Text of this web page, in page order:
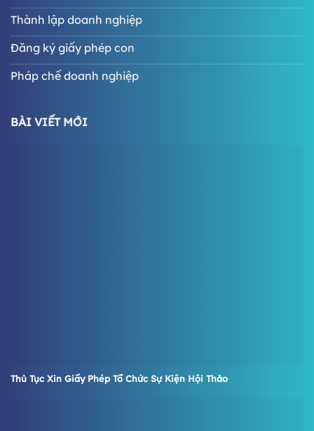
Thành lập doanh nghiệp
Đăng ký giấy phép con
Pháp chế doanh nghiệp
BÀI VIẾT MỚI
Thủ Tục Xin Giấy Phép Tổ Chức Sự Kiện Hội Thảo